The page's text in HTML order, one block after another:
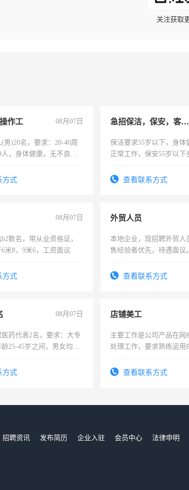
关注获取
作工 08月07日
男)20名，要求：20-40周
人，身体健康，无不良嗜
保用品，两班倒，每月
方式
急招保洁，保安，客服，工程
保洁要求55岁以下，身体
正常工作，保安55岁以下
录，客服要求45岁以下高
查看联系方式
08月07日
数名，带从业资格证，
米8，9米6，工资面议
方式
外贸人员
本地企业，现招聘外贸人
售经验者优先，待遇面议
查看联系方式
08月07日
药代表2名，要求：大专
25-45岁之间，男女均
质的优先，底薪+绩效，
方式
店铺美工
主要工作是公司产品在网
处理工作，要求熟练运用
查看联系方式
招聘资讯 发布简历 企业入驻 会员中心
法律申明